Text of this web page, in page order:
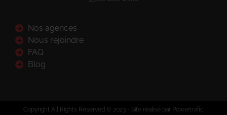
Nos agences
Nous rejoindre
FAQ
Blog
Copyright All Rights Reserved © 2023 - Site réalisé par Powertrafic